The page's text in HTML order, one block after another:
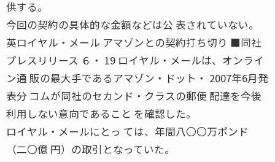
供する。
今回の契約の具体的な金額などは公 表されていない。
英ロイヤル・メール アマゾンとの契約打ち切り ■同社
プレスリリース ６・ 19 ロイヤル・メールは、オンライ
ン通 販の最大手であるアマゾン・ドット・ 2007年6月発
表分 コムが同社のセカンド・クラスの郵便 配達を今後
利用しない意向であること を確認した。
ロイヤル・メールにとっ ては、年間八〇〇万ポンド
（二〇億 円）の取引となっていた。